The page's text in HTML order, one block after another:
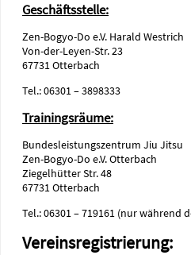
Geschäftsstelle:
Zen-Bogyo-Do e.V. Harald Westrich
Von-der-Leyen-Str. 23
67731 Otterbach
Tel.: 06301 – 3898333
Trainingsräume:
Bundesleistungszentrum Jiu Jitsu
Zen-Bogyo-Do e.V. Otterbach
Ziegelhütter Str. 48
67731 Otterbach
Tel.: 06301 – 719161 (nur während
Vereinsregistrierung: